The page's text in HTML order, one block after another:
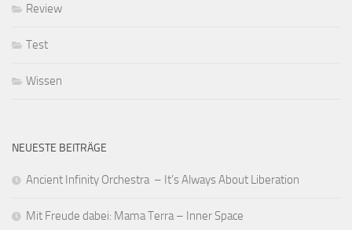
Review
Test
Wissen
NEUESTE BEITRÄGE
Ancient Infinity Orchestra – It’s Always About Liberation
Mit Freude dabei: Mama Terra – Inner Space